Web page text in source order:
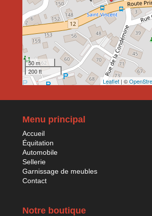
50 m
200 ft
Leaflet | ©
Menu principal
Accueil
Équitation
Automobile
Sellerie
Garnissage de meubles
Contact
Notre boutique